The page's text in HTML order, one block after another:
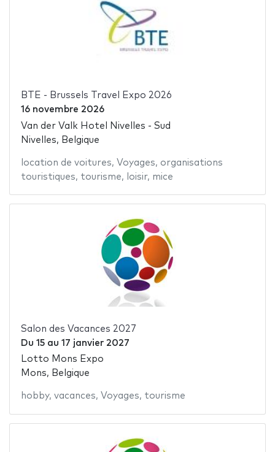
BTE - Brussels Travel Expo 2026
16 novembre 2026
Van der Valk Hotel Nivelles - Sud
Nivelles, Belgique
location de voitures, Voyages, organisations
touristiques, tourisme, loisir, mice
Salon des Vacances 2027
Du 15au 17 janvier 2027
Lotto Mons Expo
Mons, Belgique
hobby, vacances, Voyages, tourisme